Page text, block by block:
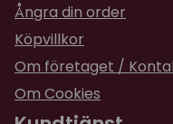
Ångra din order
Köpvillkor
Om företaget /
Om Cookies